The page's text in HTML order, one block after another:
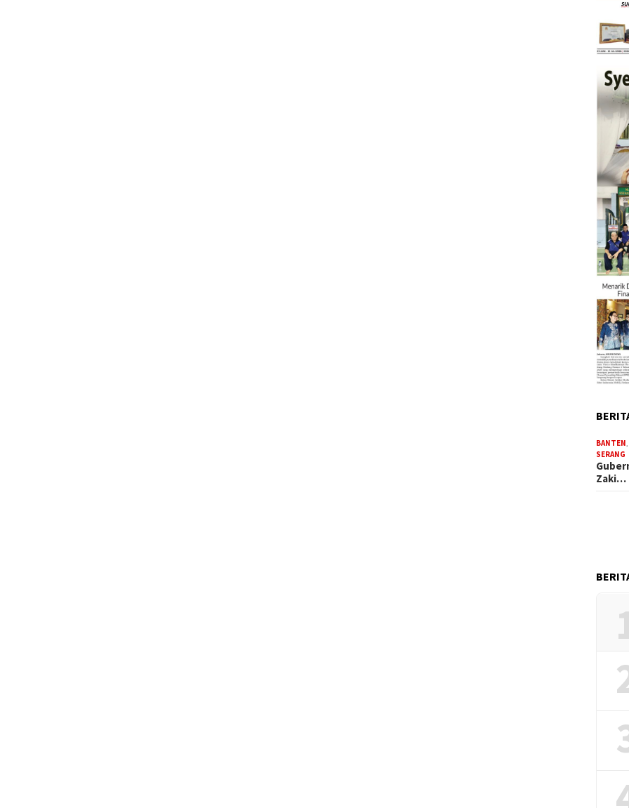
BANTEN,
SERANG
Zaki…